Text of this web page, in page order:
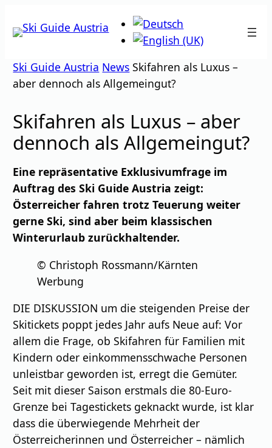
Inhalt
Ski Guide Austria News Skifahren als Luxus –
aber dennoch als Allgemeingut?
Skifahren als Luxus – aber
dennoch als Allgemeingut?
Eine repräsentative Exklusivumfrage im
Auftrag des Ski Guide Austria zeigt:
Österreicher fahren trotz Teuerung weiter
gerne Ski, sind aber beim klassischen
Winterurlaub zurückhaltender.
© Christoph Rossmann/Kärnten
Werbung
DIE DISKUSSION um die steigenden Preise der
Skitickets poppt jedes Jahr aufs Neue auf: Vor
allem die Frage, ob Skifahren für Familien mit
Kindern oder einkommensschwache Personen
unleistbar geworden ist, erregt die Gemüter.
Seit mit dieser Saison erstmals die 80-Euro-
Grenze bei Tagestickets geknackt wurde, ist klar
dass die überwiegende Mehrheit der
Österreicherinnen und Österreicher – nämlich